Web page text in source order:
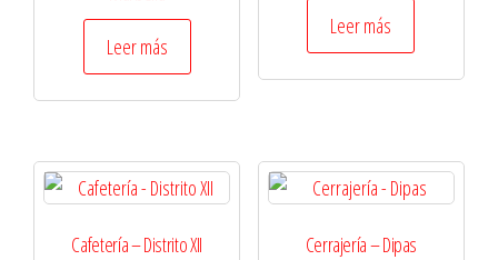
Leer más
Leer más
Cafetería – Distrito XII Cerrajería – Dipas